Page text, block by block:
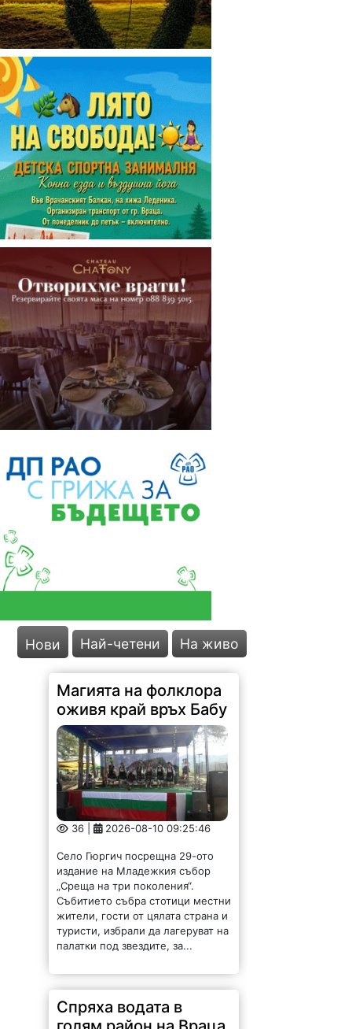
Нови Най-четени На живо
Магията на фолклора
оживя край връх Бабу
36 | 2026-08-10 09:25:46
Село Гюргич посрещна 29-ото
издание на Младежкия събор
„Среща на три поколения“.
Събитието събра стотици местни
жители, гости от цялата страна и
туристи, избрали да лагеруват на
палатки под звездите, за...
Спряха водата в